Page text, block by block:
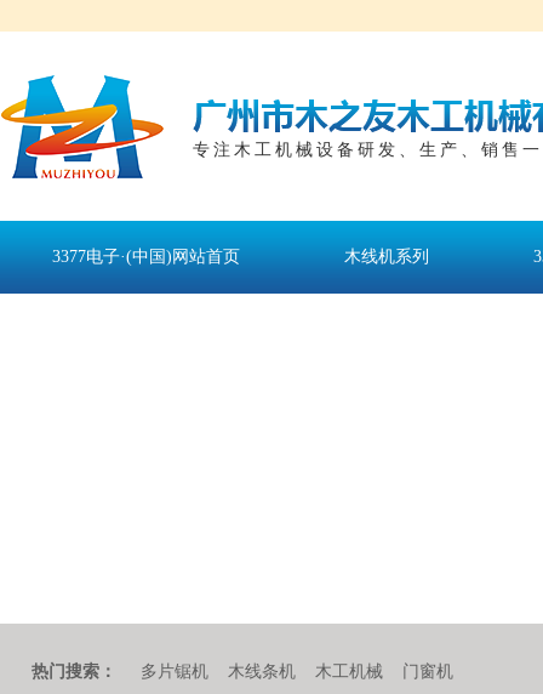
专注木工机械设备研发、生产、销售
3377电子·(中国)网站首页 木线机系列
热门搜索： 多片锯机 木线条机 木工机械 门窗机